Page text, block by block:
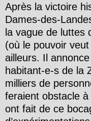
Après la victoire
Dames-des-
la vague de luttes
(où le pouvoir
ailleurs. Il
habitant-e-s de la
milliers de
feraient obstacle
ont fait de ce